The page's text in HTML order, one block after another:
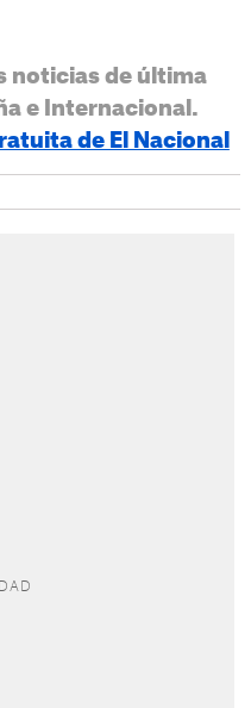
noticias de última
e Internacional.
de El Nacional